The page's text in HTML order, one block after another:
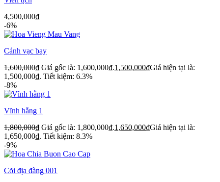
4,500,000₫
-6%
Cánh vạc bay
1,600,000₫ Giá gốc là: 1,600,000₫.1,500,000₫Giá hiện tại là:
1,500,000₫. Tiết kiệm: 6.3%
-8%
Vĩnh hằng 1
1,800,000₫ Giá gốc là: 1,800,000₫.1,650,000₫Giá hiện tại là:
1,650,000₫. Tiết kiệm: 8.3%
-9%
Cõi địa đàng 001